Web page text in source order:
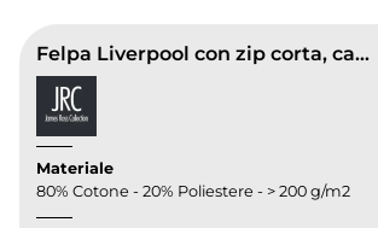
Felpa Liverpool con zip corta, cappuccio ninja e tasca marsupio
Materiale
80% Cotone - 20% Poliestere - > 200 g/m2